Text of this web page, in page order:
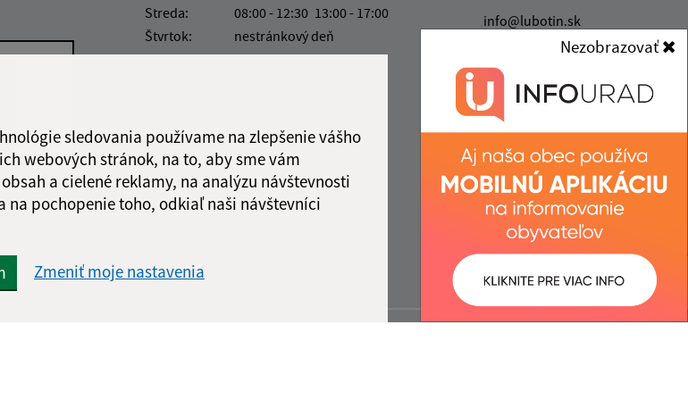
sledovania používame na zlepšenie vášho
webových stránok, na to, aby sme vám
a cielené reklamy, na analýzu návštevnosti
na pochopenie toho, odkiaľ naši návštevníci
Zmeniť moje nastavenia
Nezobrazovať
Response
Streda:
08:00 - 12:30 13:00 - 17:00
Štvrtok:
nestránkový deň
Piatok:
08:00 - 12:30
info@lubotin.sk
+421 52 49 21 311
IČO: 00330035